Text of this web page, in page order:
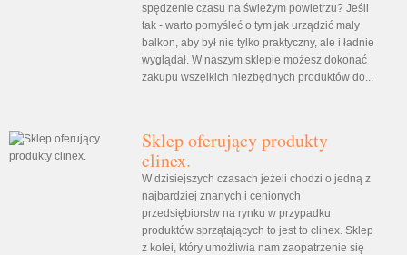
spędzenie czasu na świeżym powietrzu? Jeśli
tak - warto pomyśleć o tym jak urządzić mały
balkon, aby był nie tylko praktyczny, ale i ładnie
wyglądał. W naszym sklepie możesz dokonać
zakupu wszelkich niezbędnych produktów do...
Sklep oferujący produkty
clinex.
W dzisiejszych czasach jeżeli chodzi o jedną z
najbardziej znanych i cenionych
przedsiębiorstw na rynku w przypadku
produktów sprzątających to jest to clinex. Sklep
z kolei, który umożliwia nam zaopatrzenie się